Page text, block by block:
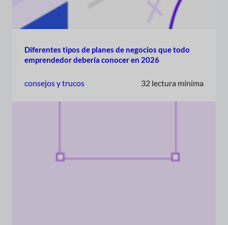
Diferentes tipos de planes de negocios que todo
emprendedor debería conocer en 2026
consejos y trucos 32 lectura mínima